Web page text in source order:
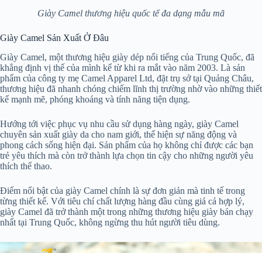
Giày Camel thương hiệu quốc tế đa dạng mẫu mã
Giày Camel Sản Xuất Ở Đâu
Giày Camel, một thương hiệu giày dép nổi tiếng của Trung Quốc, đã
khẳng định vị thế của mình kể từ khi ra mắt vào năm 2003. Là sản
phẩm của công ty mẹ Camel Apparel Ltd, đặt trụ sở tại Quảng Châu,
thương hiệu đã nhanh chóng chiếm lĩnh thị trường nhờ vào những thiết
kế mạnh mẽ, phóng khoáng và tính năng tiện dụng.
Hướng tới việc phục vụ nhu cầu sử dụng hàng ngày, giày Camel
chuyên sản xuất giày da cho nam giới, thể hiện sự năng động và
phong cách sống hiện đại. Sản phẩm của họ không chỉ được các bạn
trẻ yêu thích mà còn trở thành lựa chọn tin cậy cho những người yêu
thích thể thao.
Điểm nổi bật của giày Camel chính là sự đơn giản mà tinh tế trong
từng thiết kế. Với tiêu chí chất lượng hàng đầu cùng giá cả hợp lý,
giày Camel đã trở thành một trong những thương hiệu giày bán chạy
nhất tại Trung Quốc, không ngừng thu hút người tiêu dùng.